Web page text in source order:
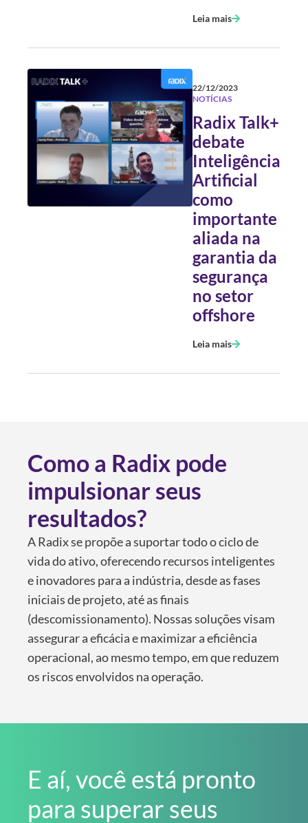
Leia mais
22/12/2023
NOTÍCIAS
Radix Talk+
debate
Inteligência
Artificial
como
importante
aliada na
garantia da
segurança
no setor
offshore
Leia mais
Como a Radix pode
impulsionar seus
resultados?
A Radix se propõe a suportar todo o ciclo de
vida do ativo, oferecendo recursos inteligentes
e inovadores para a indústria, desde as fases
iniciais de projeto, até as finais
(descomissionamento). Nossas soluções visam
assegurar a eficácia e maximizar a eficiência
operacional, ao mesmo tempo, em que reduzem
os riscos envolvidos na operação.
E aí, você está pronto
para superar seus